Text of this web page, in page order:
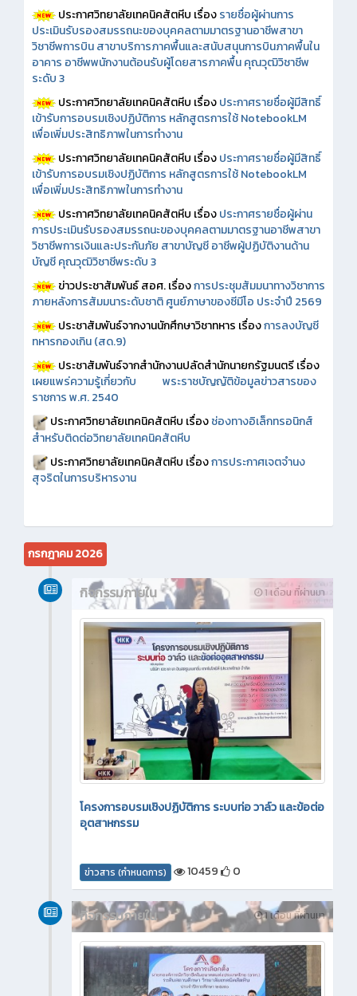
ประกาศวิทยาลัยเทคนิคสัตหีบ เรื่องรายชื่อผู้ผ่านการ
ประเมินรับรองสมรรถนะของบุคคลตามมาตรฐานอาชีพสาขา
วิชาชีพการบิน สาขาบริการภาคพื้นและสนับสนุนการบินภาคพื้นใน
อาคาร อาชีพพนักงานต้อนรับผู้โดยสารภาคพื้น คุณวุฒิวิชาชีพ
ระดับ 3
ประกาศวิทยาลัยเทคนิคสัตหีบ เรื่องประกาศรายชื่อผู้มีสิทธิ์
เข้ารับการอบรมเชิงปฏิบัติการ หลักสูตรการใช้ NotebookLM
เพื่อเพิ่มประสิทธิภาพในการทำงาน
ประกาศวิทยาลัยเทคนิคสัตหีบ เรื่องประกาศรายชื่อผู้มีสิทธิ์
เข้ารับการอบรมเชิงปฏิบัติการ หลักสูตรการใช้ NotebookLM
เพื่อเพิ่มประสิทธิภาพในการทำงาน
ประกาศวิทยาลัยเทคนิคสัตหีบ เรื่องประกาศรายชื่อผู้ผ่าน
การประเมินรับรองสมรรถนะของบุคคลตามมาตรฐานอาชีพสาขา
วิชาชีพการเงินและประกันภัย สาขาบัญชี อาชีพผู้ปฏิบัติงานด้าน
บัญชี คุณวุฒิวิชาชีพระดับ 3
ข่าวประชาสัมพันธ์ สอศ.เรื่องการประชุมสัมมนาทางวิชาการ
ภายหลังการสัมมนาระดับชาติ ศูนย์ภาษาของซีมีโอ ประจำปี 2569
ประชาสัมพันธ์จากงานนักศึกษาวิชาทหาร เรื่องการลงบัญชี
ทหารกองเกิน (สด.9)
ประชาสัมพันธ์จากสำนักงานปลัดสำนักนายกรัฐมนตรี เรื่อง
เผยแพร่ความรู้เกี่ยวกับ พระราชบัญญัติข้อมูลข่าวสารของ
ราชการ พ.ศ. 2540
ประกาศวิทยาลัยเทคนิคสัตหีบ เรื่องช่องทางอิเล็กทรอนิกส์
สำหรับติดต่อวิทยาลัยเทคนิคสัตหีบ
ประกาศวิทยาลัยเทคนิคสัตหีบ เรื่องการประกาศเจตจำนง
สุจริตในการบริหารงาน
กรกฎาคม 2026
1 เดือน ที่ผ่านมา
กิจกรรมภายใน
โครงการอบรมเชิงปฏิบัติการ ระบบท่อ วาล์ว และข้อต่อ
อุตสาหกรรม
ข่าวสาร (กำหนดการ) 10459 0
1 เดือน ที่ผ่านมา
กิจกรรมภายใน